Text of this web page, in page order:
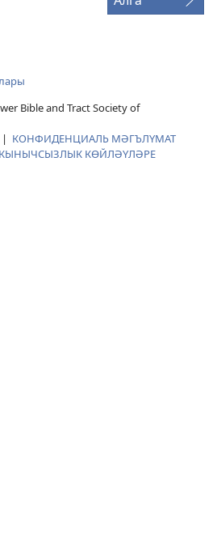
Bible and Tract Society of
| КОНФИДЕНЦИАЛЬ МӘГЪЛҮМАТ
КӨЙЛӘҮЛӘРЕ